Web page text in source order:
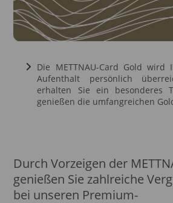
Die METTNAU-Card Gold
Aufenthalt persönlich
erhalten Sie ein besonderes
genießen die umfangreichen
Durch Vorzeigen der
genießen Sie zahlreiche
bei unseren Premium-